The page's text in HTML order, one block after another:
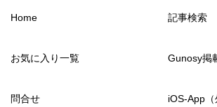
Home 記事検索
お気に入り一覧 Gunosy掲
問合せ iOS-App（